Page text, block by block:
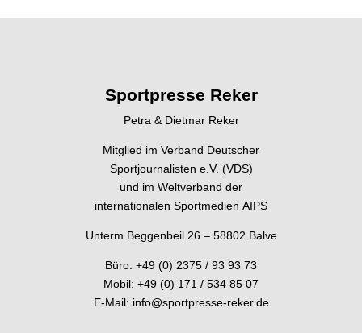
Sportpresse Reker
Petra & Dietmar Reker
Mitglied im Verband Deutscher
Sportjournalisten e.V. (VDS)
und im Weltverband der
internationalen Sportmedien AIPS
Unterm Beggenbeil 26 – 58802 Balve
Büro: +49 (0) 2375 / 93 93 73
Mobil: +49 (0) 171 / 534 85 07
E-Mail: info@sportpresse-reker.de